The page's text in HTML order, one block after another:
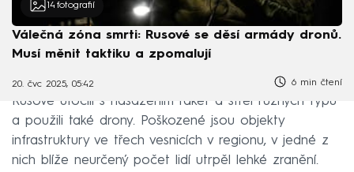
14 fotografií
Válečná zóna smrti: Rusové se děsí armády dronů.
Musí měnit taktiku a zpomalují
20. čvc 2025, 05:42 6 min čtení
Rusové útočili s nasazením raket a střel různých typů
a použili také drony. Poškozené jsou objekty
infrastruktury ve třech vesnicích v regionu, v jedné z
nich blíže neurčený počet lidí utrpěl lehké zranění.